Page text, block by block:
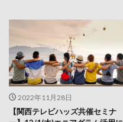
2022年11月28日
【関西テレビハッズ共催セミナ